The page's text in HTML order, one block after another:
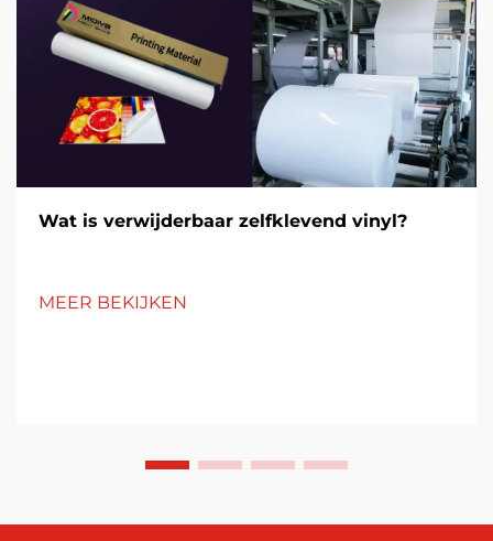
Wat is verwijderbaar zelfklevend vinyl?
MEER BEKIJKEN